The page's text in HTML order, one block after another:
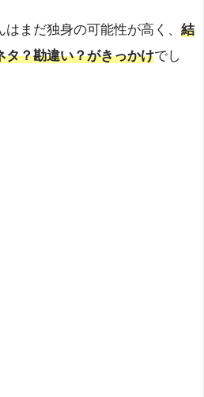
まだ独身の可能性が高く、 結
タ？勘違い？がきっかけでし